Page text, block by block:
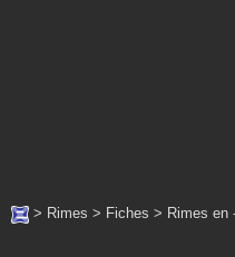
> Rimes > Fiches > Rimes en